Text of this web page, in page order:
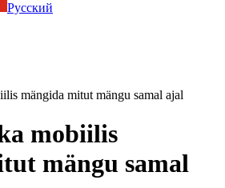
Русский
mängida mitut mängu samal ajal
mobiilis
mängu samal